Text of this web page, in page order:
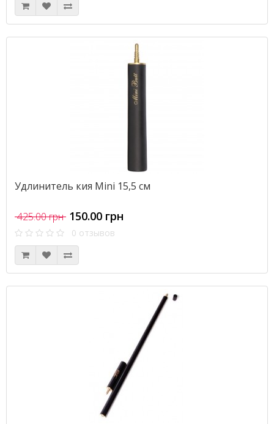
Удлинитель кия Mini 15,5 см
425.00 грн 150.00 грн
0 отзывов